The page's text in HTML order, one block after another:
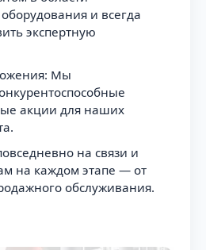
и всегда
экспертную
Мы
акции для наших
на связи и
на каждом этапе — от
обслуживания.